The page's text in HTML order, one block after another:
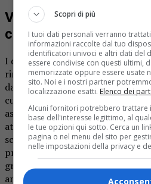
Valdilana emergenza
concorsi
I due concorsi pubblici indetti dal
rimangono in sospeso causa
da istruttore amministrativo
cui uno da assegnare all’area
assegnare all’area segreteria,
attività culturali, sport e asilo
scrematura delle domande
procedere con il test vero e
graduatoria. Ma l’ultimo Dpcm
ancora arancione non ha dato
Scopri di più
I tuoi dati personali verranno
informazioni raccolte dal tuo
identificatori univoci e altri dati del
essere condivise con questi ultimi,
memorizzate oppure essere usate
sito. Noi e i nostri partner
localizzazione esatti. Elenco dei
Alcuni fornitori potrebbero trattare
base dell'interesse legittimo, al
le tue opzioni qui sotto. Cerca un
pagina o nel menu del sito per
nelle impostazioni della privacy e